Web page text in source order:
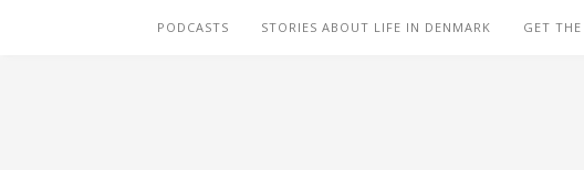
PODCASTS STORIES ABOUT LIFE IN DENMARK GET